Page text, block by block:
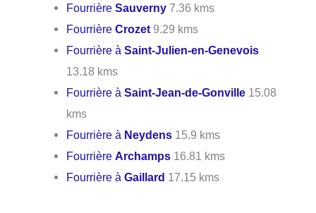
FourrièreSauverny 7.36 kms
FourrièreCrozet 9.29 kms
Fourrière àSaint-Julien-en-Genevois
13.18 kms
Fourrière àSaint-Jean-de-Gonville 15.08
kms
Fourrière à Neydens 15.9 kms
FourrièreArchamps 16.81 kms
Fourrière àGaillard 17.15 kms